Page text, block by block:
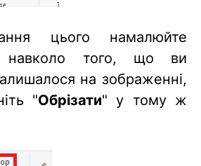
цього намалюйте
навколо того, що ви
на зображенні,
"Обрізати" у тому ж